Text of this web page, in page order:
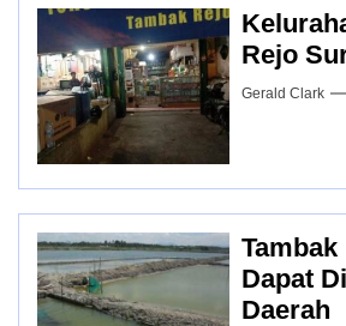
Rejo
Gerald Clark
Dapat
Daerah